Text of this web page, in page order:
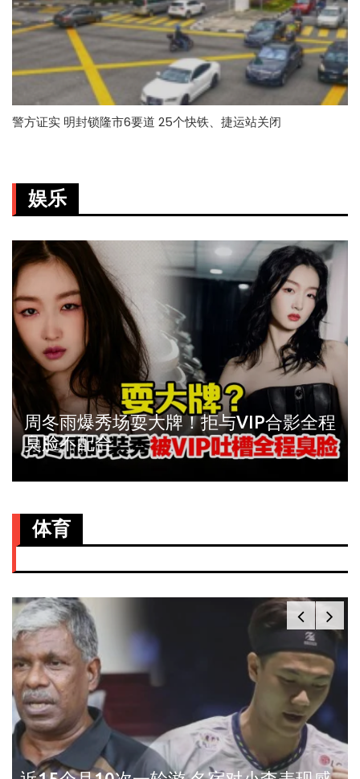
警方证实 明封锁隆市6要道 25个快铁、捷运站关闭
娱乐
周冬雨爆秀场耍大牌！拒与VIP合影全程
臭脸不配合
体育